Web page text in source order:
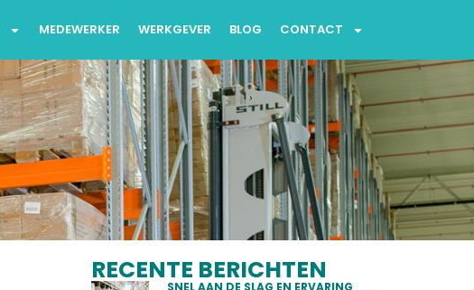
MEDEWERKER WERKGEVER BLOG CONTACT
RECENTE BERICHTEN
SNEL AAN DE SLAG EN ERVARING